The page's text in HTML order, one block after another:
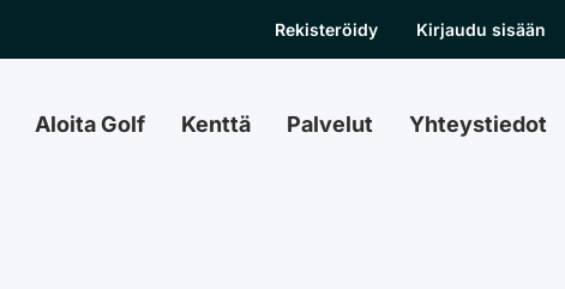
Rekisteröidy Kirjaudu sisään
Aloita Golf Kenttä Palvelut Yhteystiedot